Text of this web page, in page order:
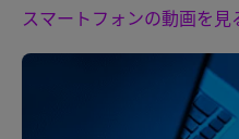
スマートフォンの動画を見